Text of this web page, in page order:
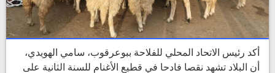
أكد رئيس الاتحاد المحلي للفلاحة ببوعرقوب، سامي الهويدي،
أن البلاد تشهد نقصا فادحا في قطيع الأغنام للسنة الثانية على